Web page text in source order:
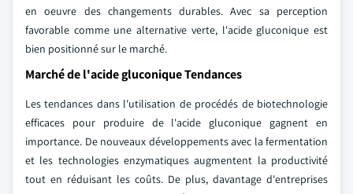
en oeuvre des changements durables. Avec sa perception
favorable comme une alternative verte, l'acide gluconique est
bien positionné sur le marché.
Marché de l'acide gluconique Tendances
Les tendances dans l'utilisation de procédés de biotechnologie
efficaces pour produire de l'acide gluconique gagnent en
importance. De nouveaux développements avec la fermentation
et les technologies enzymatiques augmentent la productivité
tout en réduisant les coûts. De plus, davantage d'entreprises